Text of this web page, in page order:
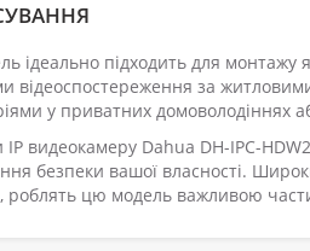
ідеально підходить для монтажу
відеоспостереження за
у приватних домоволодіннях
видеокамеру Dahua DH-IPC-
безпеки вашої власності.
роблять цю модель важливою